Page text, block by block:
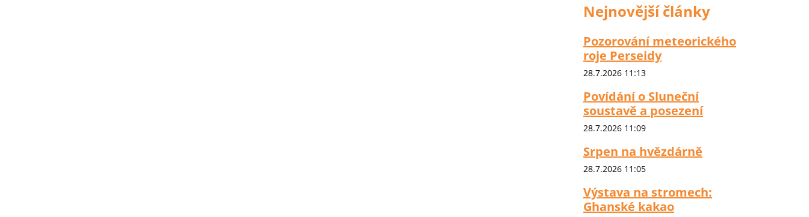
Nejnovější články
Pozorování meteorického
roje Perseidy
28.7.2026 11:13
Povídání o Sluneční
soustavě a posezení
28.7.2026 11:09
Srpen na hvězdárně
28.7.2026 11:05
Výstava na stromech:
Ghanské kakao